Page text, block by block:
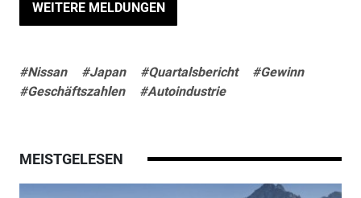
WEITERE MELDUNGEN
#Nissan #Japan #Quartalsbericht
#Gewinn
#Geschäftszahlen
#Autoindustrie
MEISTGELESEN